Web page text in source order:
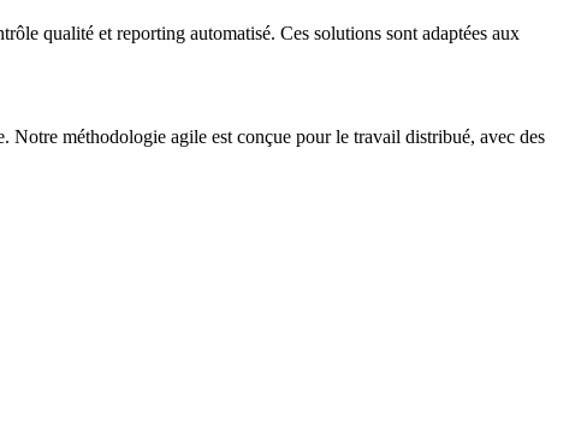
qualité et reporting automatisé. Ces solutions sont adaptées aux
méthodologie agile est conçue pour le travail distribué, avec des